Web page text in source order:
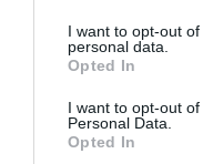
I want to opt-out
personal data.
Opted In
I want to opt-out
Personal Data.
Opted In
Gerard
2-0 Oriol Vives